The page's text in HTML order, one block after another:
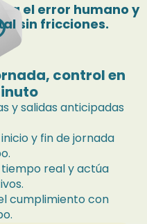
el error humano y
sin fricciones.
control en
y salidas anticipadas
y fin de jornada
real y actúa
cumplimiento con